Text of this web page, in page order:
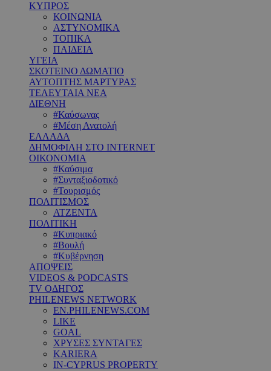
ΚΥΠΡΟΣ
ΚΟΙΝΩΝΙΑ
ΑΣΤΥΝΟΜΙΚΑ
ΤΟΠΙΚΑ
ΠΑΙΔΕΙΑ
ΥΓΕΙΑ
ΣΚΟΤΕΙΝΟ ΔΩΜΑΤΙΟ
ΑΥΤΟΠΤΗΣ ΜΑΡΤΥΡΑΣ
ΤΕΛΕΥΤΑΙΑ ΝΕΑ
ΔΙΕΘΝΗ
#Καύσωνας
#Μέση Ανατολή
ΕΛΛΑΔΑ
ΔΗΜΟΦΙΛΗ ΣΤΟ INTERNET
ΟΙΚΟΝΟΜΙΑ
#Καύσιμα
#Συνταξιοδοτικό
#Τουρισμός
ΠΟΛΙΤΙΣΜΟΣ
ΑΤΖΕΝΤΑ
ΠΟΛΙΤΙΚΗ
#Κυπριακό
#Βουλή
#Κυβέρνηση
ΑΠΟΨΕΙΣ
VIDEOS & PODCASTS
TV ΟΔΗΓΟΣ
PHILENEWS NETWORK
EN.PHILENEWS.COM
LIKE
GOAL
ΧΡΥΣΕΣ ΣΥΝΤΑΓΕΣ
KARIERA
IN-CYPRUS PROPERTY